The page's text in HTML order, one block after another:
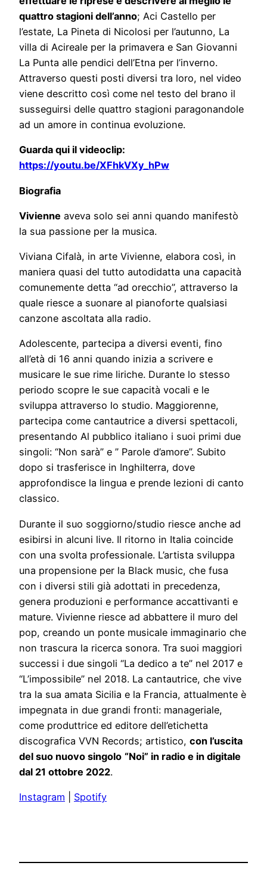
quattro stagioni dell’anno; Aci Castello per
l’estate, La Pineta di Nicolosi per l’autunno, La
villa di Acireale per la primavera e San Giovanni
La Punta alle pendici dell’Etna per l’inverno.
Attraverso questi posti diversi tra loro, nel video
viene descritto così come nel testo del brano il
susseguirsi delle quattro stagioni paragonandole
ad un amore in continua evoluzione.
Guarda qui il videoclip:
https://youtu.be/XFhkVXy_hPw
Biografia
Vivienne aveva solo sei anni quando manifestò
la sua passione per la musica.
Viviana Cifalà, in arte Vivienne, elabora così, in
maniera quasi del tutto autodidatta una capacità
comunemente detta “ad orecchio”, attraverso la
quale riesce a suonare al pianoforte qualsiasi
canzone ascoltata alla radio.
Adolescente, partecipa a diversi eventi, fino
all’età di 16 anni quando inizia a scrivere e
musicare le sue rime liriche. Durante lo stesso
periodo scopre le sue capacità vocali e le
sviluppa attraverso lo studio. Maggiorenne,
partecipa come cantautrice a diversi spettacoli,
presentando Al pubblico italiano i suoi primi due
singoli: “Non sarà” e ” Parole d’amore”. Subito
dopo si trasferisce in Inghilterra, dove
approfondisce la lingua e prende lezioni di canto
classico.
Durante il suo soggiorno/studio riesce anche ad
esibirsi in alcuni live. Il ritorno in Italia coincide
con una svolta professionale. L’artista sviluppa
una propensione per la Black music, che fusa
con i diversi stili già adottati in precedenza,
genera produzioni e performance accattivanti e
mature. Vivienne riesce ad abbattere il muro del
pop, creando un ponte musicale immaginario che
non trascura la ricerca sonora. Tra suoi maggiori
successi i due singoli “La dedico a te” nel 2017 e
“L’impossibile” nel 2018. La cantautrice, che vive
tra la sua amata Sicilia e la Francia, attualmente è
impegnata in due grandi fronti: manageriale,
come produttrice ed editore dell’etichetta
discografica VVN Records; artistico, con l’uscita
del suo nuovo singolo “Noi” in radio e in digitale
dal 21 ottobre 2022.
Instagram Spotify